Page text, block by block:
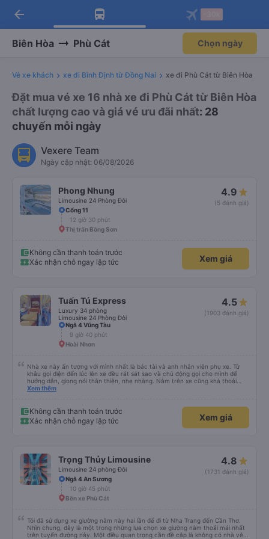
Tải app Vexere ngay!
Nhận ưu đãi thành viên độc
Mở app
Tải app Vexere
-30k/ghế khi đặt vé máy bay qua
Mở app
arrow_back
Biên Hòa Phù Cát Chọn ngày
Vé xe khách xe đi Bình Định từ Đồng Nai xe đi Phù Cát từ Biên Hòa
Đặt mua vé xe 16 nhà xe đi Phù Cát từ Biên Hòa
chất lượng cao và giá vé ưu đãi nhất: 28
chuyến mỗi ngày
Vexere Team
Ngày cập nhật: 06/08/2026
Phong Nhung
Limousine 24 Phòng Đôi
4.9
(5 đánh giá)
Cổng 11
12 giờ 30 phút
Thị trấn Bồng Sơn
Không cần thanh toán trước
Xác nhận chỗ ngay lập tức
Xem giá
Tuấn Tú Express
Luxury 34 phòng
Limousine 24 Phòng Đôi
4.5
(1903 đánh giá)
Ngã 4 Vũng Tàu
9 giờ 40 phút
Hoài Nhơn
Nhà xe này ấn tượng với mình nhất là bác tài và anh nhân viên phụ xe. Từ
khâu gọi điện đến lúc lên xe đều rát sát sao và chủ động gọi cho mình để
hướng dẫn, giọng nói thân thiện, nhẹ nhàng. Nằm trên xe cũng khá thoải
mái, chăn nệm nước suối đầy đủ. Chuyến xe của mình hầu hết là các cô bác
nhưng các anh hướng dẫn mình xuống ở đây không có ma nào dám chở đâu
( vì đây là địa bàn của thế lực xe ôm ngầm, dân chơi cỏ kẹo ke...) Và thế là
mình được chở xuống Ngã 3 thành , nơi sáng sủa an toàn hơn. Một Chuyến
Xem thêm
Không cần thanh toán trước
Xác nhận chỗ ngay lập tức
Xem giá
Trọng Thủy Limousine
Limousine 24 phòng Đôi
4.8
(1731 đánh giá)
Ngã 4 An Sương
10 giờ 45 phút
Bến xe Phù Cát
Tôi đã sử dụng xe giường nằm này hai lần để đi từ Nha Trang đến Cần Thơ.
Nhìn chung, đây là một trong những lựa chọn xe giường nằm thoải mái nhất
trên tuyến đường này. Một điều quan trọng cần đề cập là không có nhà vệ